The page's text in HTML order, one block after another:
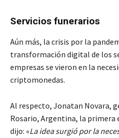
Servicios funerarios
Aún más, la crisis por la
transformación digital de los
empresas se vieron en la
criptomonedas.
Al respecto, Jonatan Novara,
Rosario, Argentina, la
dijo: «La idea surgió por la